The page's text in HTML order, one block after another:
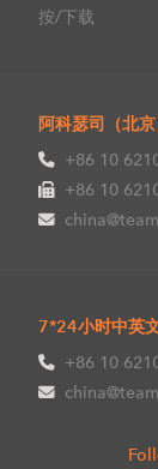
按/下载
阿科瑟司（北
+86 10
+86 10
7*24小时中英
+86 10